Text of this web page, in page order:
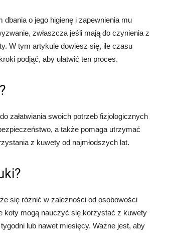
o jego higienę i zapewnienia mu
zwłaszcza jeśli mają do czynienia z
W tym artykule dowiesz się, ile czasu
podjąć, aby ułatwić ten proces.
załatwiania swoich potrzeb fizjologicznych
a także pomaga utrzymać
z kuwety od najmłodszych lat.
się różnić w zależności od osobowości
koty mogą nauczyć się korzystać z kuwety
lub nawet miesięcy. Ważne jest, aby